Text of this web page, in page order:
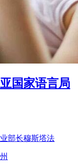
国家语言局
部长穆斯塔法